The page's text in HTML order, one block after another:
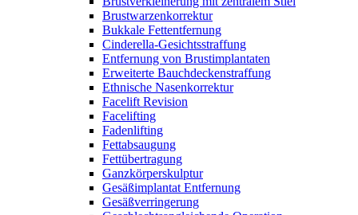
Brustwarzenkorrektur
Bukkale Fettentfernung
Cinderella-Gesichtsstraffung
Entfernung von Brustimplantaten
Erweiterte Bauchdeckenstraffung
Ethnische Nasenkorrektur
Facelift Revision
Facelifting
Fadenlifting
Fettabsaugung
Fettübertragung
Ganzkörperskulptur
Gesäßimplantat Entfernung
Gesäßverringerung